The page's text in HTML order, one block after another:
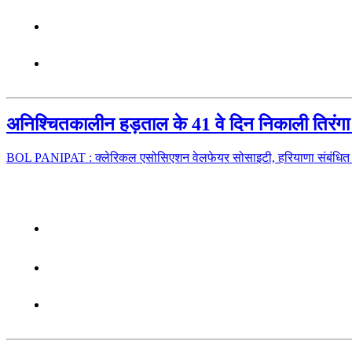
अनिश्चितकालीन हड़ताल के 41 वे दिन निकाली तिरंगा
BOL PANIPAT : क्लेरिकल एसोसिएशन वेलफेयर सोसाइटी, हरियाणा